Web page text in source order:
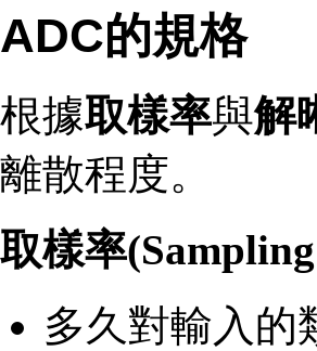
ADC的規格
根據取樣率與解
離散程度。
取樣率
多久對輸入的